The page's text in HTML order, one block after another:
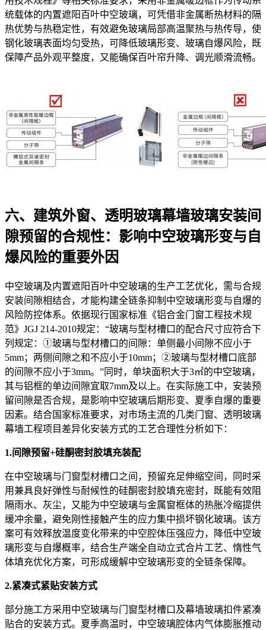
统载体的内置遮阳百叶中空玻璃，可凭借非金属断热材料的隔
热优势与热稳定性，有效避免玻璃局部高温聚热与热传导，使
钢化玻璃表面均匀受热，可降低玻璃形变、玻璃自爆风险，既
保障产品外观平整度，又能确保百叶帘升降、调光顺滑流畅。
六、建筑外窗、透明玻璃幕墙玻璃安装间
隙预留的合规性：影响中空玻璃形变与自
爆风险的重要外因
中空玻璃及内置遮阳百叶中空玻璃的生产工艺优化，需与合规
安装间隙相结合，才能构建全链条抑制中空玻璃形变与自爆的
风险防控体系。依据现行国家标准《铝合金门窗工程技术规
范》JGJ 214-2010规定：“玻璃与型材槽口的配合尺寸应符合下
列规定：①玻璃与型材槽口的间隙：单侧最小间隙不应小于
5mm；两侧间隙之和不应小于10mm；②玻璃与型材槽口底部
的间隙不应小于3mm。”同时，单块面积大于3㎡的中空玻璃，
其与铝框的单边间隙宜取7mm及以上。在实际施工中，安装预
留间隙是否合规，是影响中空玻璃后期形变、夏季自爆的重要
因素。结合国家标准要求，对市场主流的几类门窗、透明玻璃
幕墙工程项目差异化安装方式的工艺合理性分析如下：
1.间隙预留+硅酮密封胶填充装配
在中空玻璃与门窗型材槽口之间，预留充足伸缩空间，同时采
用兼具良好弹性与耐候性的硅酮密封胶填充密封，既能有效阻
隔雨水、灰尘，又能为中空玻璃与金属窗框体的热胀冷缩提供
缓冲余量，避免刚性接触产生的应力集中损坏钢化玻璃。该方
案可有效释放温度变化带来的中空腔体压强应力，降低中空玻
璃形变与自爆概率，结合生产端全自动立式合片工艺、惰性气
体填充优化方案，可形成缓解中空玻璃形变的全链条保障。
2.紧凑式紧贴安装方式
部分施工方采用中空玻璃与门窗型材槽口及幕墙玻璃扣件紧凑
贴合的安装方式。夏季高温时，中空玻璃腔体内气体膨胀推动